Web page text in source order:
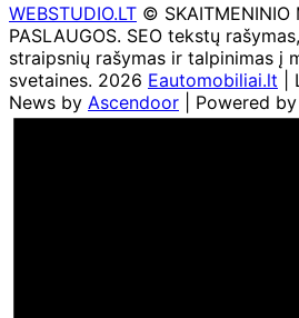
WEBSTUDIO.LT © SKAITMENINIO
PASLAUGOS. SEO tekstų
straipsnių rašymas ir talpinimas į
svetaines. 2026 Eautomobiliai.lt |
News by Ascendoor | Powered by